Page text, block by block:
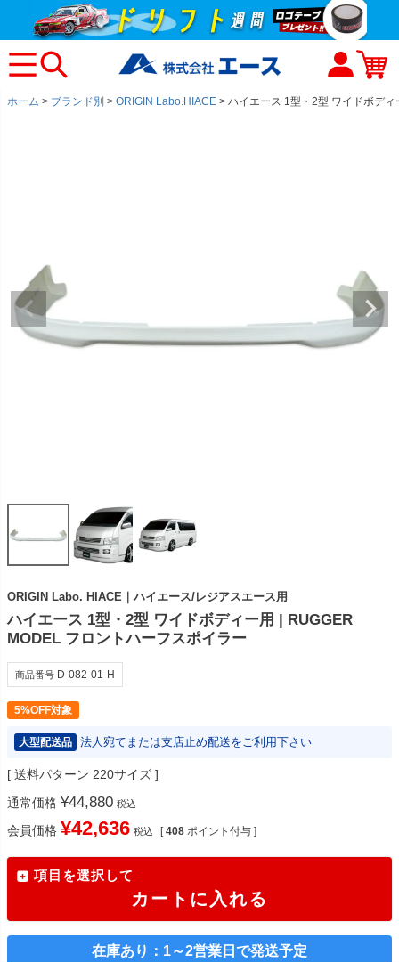
ホーム ブランド別 ORIGIN Labo.HIACE ハイエース 1型・2型 ワイドボデ
ORIGIN Labo. HIACE｜ハイエース/レジアスエース用
ハイエース 1型・2型 ワイドボディー用 | RUGGER
MODEL フロントハーフスポイラー
商品番号 D-082-01-H
5%OFF対象
大型配送品 法人宛てまたは支店止め配送をご利用下さい
送料パターン 220サイズ
通常価格 ¥44,880 税込
会員価格 ¥42,636 税込 [ 408 ポイント付与 ]
項目を選択して
カートに入れる
在庫あり：1～2営業日で発送予定